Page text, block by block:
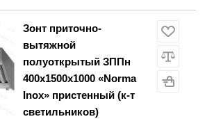
Зонт приточно-
вытяжной
полуоткрытый ЗППн
400х1500х1000 «Norma
Inox» пристенный (к-т
светильников)